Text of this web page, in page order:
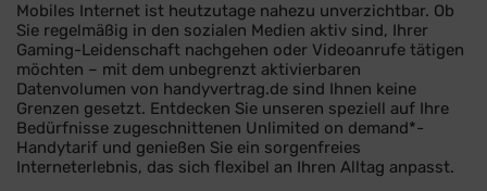
Mobiles Internet ist heutzutage nahezu unverzichtbar. Ob
Sie regelmäßig in den sozialen Medien aktiv sind, Ihrer
Gaming-Leidenschaft nachgehen oder Videoanrufe tätigen
möchten – mit dem unbegrenzt aktivierbaren
Datenvolumen von handyvertrag.de sind Ihnen keine
Grenzen gesetzt. Entdecken Sie unseren speziell auf Ihre
Bedürfnisse zugeschnittenen Unlimited on demand*-
Handytarif und genießen Sie ein sorgenfreies
Interneterlebnis, das sich flexibel an Ihren Alltag anpasst.